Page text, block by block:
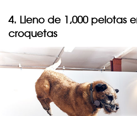
4. Lleno de 1,000 pelotas
croquetas